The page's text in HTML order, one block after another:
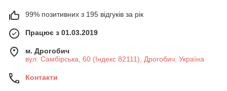
99% позитивних з 195 відгуків за рік
Працює з 01.03.2019
м. Дрогобич
вул. Самбірська, 60 (Індекс 82111), Дрогобич, Україна
Контакти